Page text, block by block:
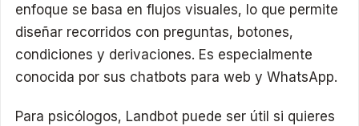
enfoque se basa en flujos visuales, lo que permite
diseñar recorridos con preguntas, botones,
condiciones y derivaciones. Es especialmente
conocida por sus chatbots para web y WhatsApp.
Para psicólogos, Landbot puede ser útil si quieres